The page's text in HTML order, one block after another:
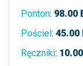
Ponton: 98.00
Pościel: 45.00
Ręczniki: 10.00